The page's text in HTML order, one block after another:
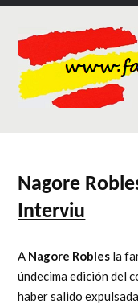
Nagore
Interviu
A Nagore Robles la
úndecima edición del
haber salido